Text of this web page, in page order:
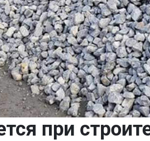
при